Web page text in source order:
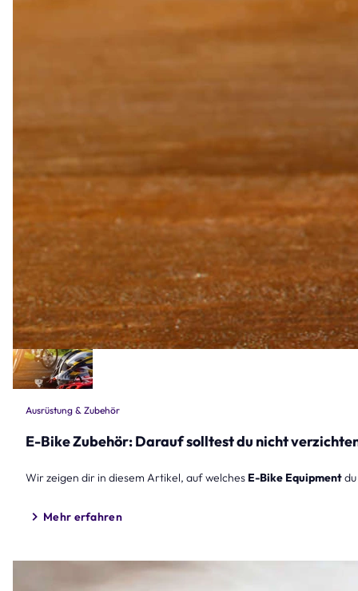
Ausrüstung & Zubehör
E-Bike Zubehör: Darauf solltest du nicht
Wir zeigen dir in diesem Artikel, auf welches E-Bike Equipment
Mehr erfahren